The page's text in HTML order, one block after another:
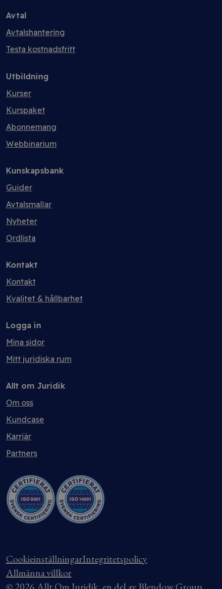
Avtal
Avtalshantering
Testa kostnadsfritt
Utbildning
Kurser
Kurspaket
Abonnemang
Webbinarium
Kunskapsbank
Guider
Avtalsmallar
Nyheter
Ordlista
Kontakt
Kontakt
Kvalitet & hållbarhet
Logga in
Mina sidor
Mitt juridiska rum
Allt om Juridik
Om oss
Kundcase
Karriär
Partners
CookieinställningarIntegritetspolicy
Allmänna villkor